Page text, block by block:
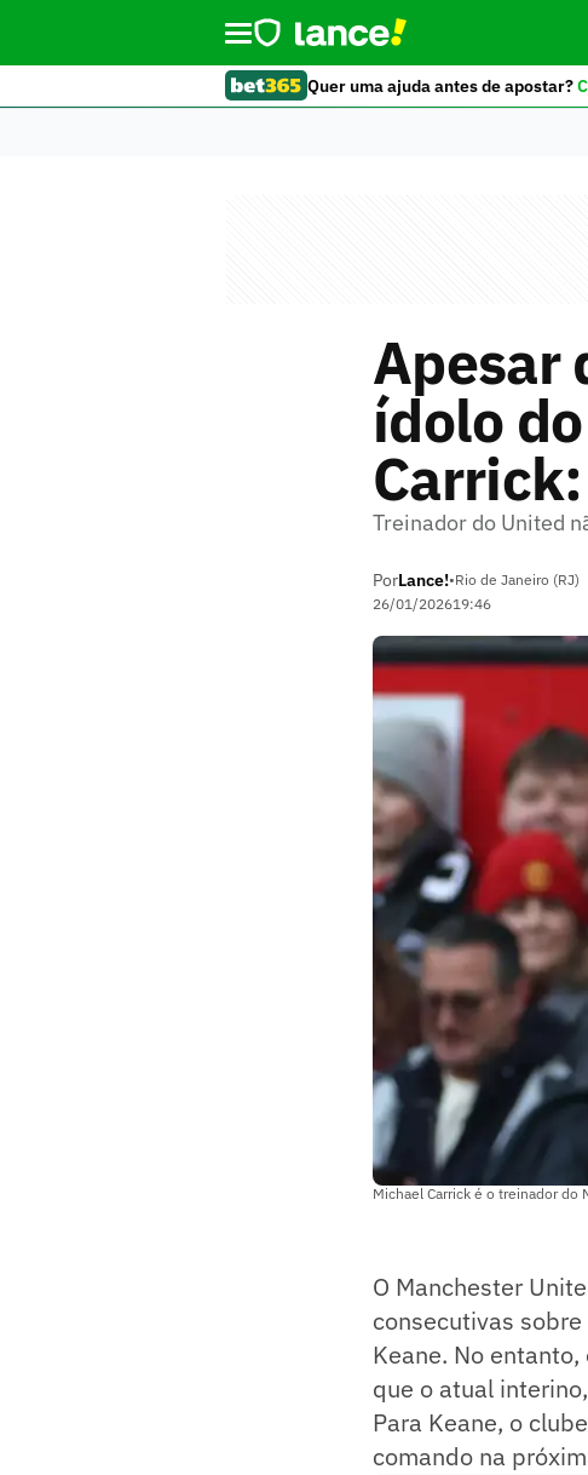
Quer uma ajuda antes de apostar?
Apesar
ídolo
Treinador do United
PorLance!•Rio de Janeiro (RJ)
26/01/202619:46
Michael Carrick é o treinador do
O Manchester
consecutivas
Keane. No
que o atual
Para Keane, o
comando na